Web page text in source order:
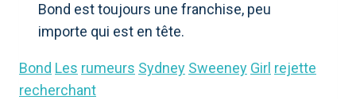
Bond est toujours une franchise, peu
importe qui est en tête.
Bond Les rumeurs Sydney Sweeney Girl rejette
recherchant